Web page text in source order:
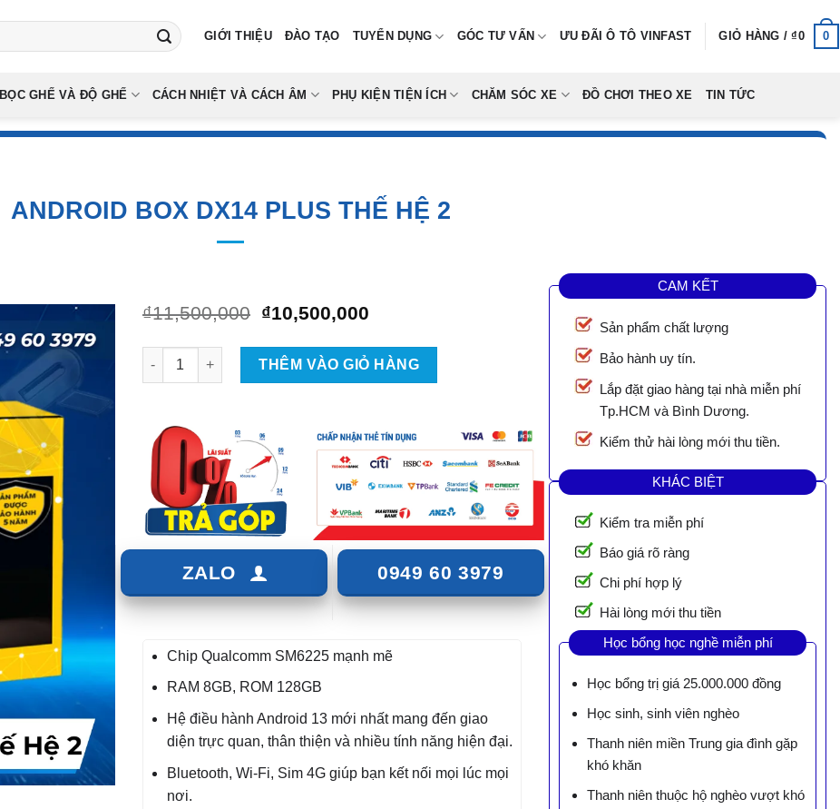
GIỚI THIỆU ĐÀO TẠO TUYỂN DỤNG GÓC TƯ VẤN ƯU ĐÃI Ô TÔ VINFAST GIỎ HÀNG /₫0 0
BỌC GHẾ VÀ ĐỘ GHẾ CÁCH NHIỆT VÀ CÁCH ÂM PHỤ KIỆN TIỆN ÍCH CHĂM SÓC XE ĐỒ CHƠI THEO XE TIN TỨC
ANDROID BOX DX14 PLUS THẾ HỆ 2
₫11,500,000 Giá
là:
₫11,500,000.
₫10,500,000
tại
là:
₫10,500,000.
Android Box DX14 plus thế hệ 2 số lượng
THÊM VÀO GIỎ HÀNG
ZALO 0949 60 3979
Chip Qualcomm SM6225 mạnh mẽ
RAM 8GB, ROM 128GB
Hệ điều hành Android 13 mới nhất mang đến giao
diện trực quan, thân thiện và nhiều tính năng hiện đại.
Bluetooth, Wi-Fi, Sim 4G giúp bạn kết nối mọi lúc mọi
nơi.
CAM KẾT
Sản phẩm chất lượng
Bảo hành uy tín.
Lắp đặt giao hàng tại nhà miễn phí
Tp.HCM và Bình Dương.
Kiểm thử hài lòng mới thu tiền.
KHÁC BIỆT
Kiểm tra miễn phí
Báo giá rõ ràng
Chi phí hợp lý
Hài lòng mới thu tiền
Học bổng học nghề miễn phí
Học bổng trị giá 25.000.000 đồng
Học sinh, sinh viên nghèo
Thanh niên miền Trung gia đình gặp
khó khăn
Thanh niên thuộc hộ nghèo vượt khó